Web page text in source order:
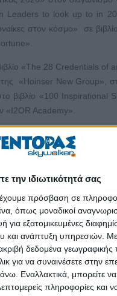
την ιδιωτικότητά σας
έχουμε πρόσβαση σε
όπως μοναδικοί
εξατομικευμένες
και ανάπτυξη υπηρεσιών.
δεδομένα γεωγραφικής
να συναινέσετε στην
Εναλλακτικά, μπορείτε να
πληροφορίες και
Leaders to look up to in
στον κόσμο» σε
«The 28 Credentials of
«Hoinser New Group»,
βιβλίο «100 Inspirational
«I2OR Academy».
«Hoinser News»,
την STEM
και συντονίστρια
που περιγράφονται στην
Σύμβουλος στο «United
στην πρώτη επιτροπή
ανθρωπιστικά βραβεία
Εθελοντισμού